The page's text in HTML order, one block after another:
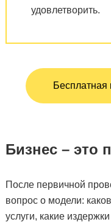
удовлетворить.
Бизнес – это
После первичной
вопрос о модели:
услуги, какие